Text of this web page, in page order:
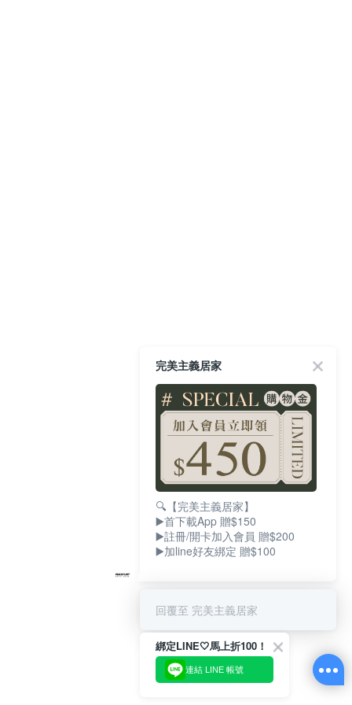
完美主義居家
🔍【完美主義居家】
▶️首下載App 贈$150
▶️註冊/開卡加入會員 贈$200
▶️加line好友綁定 贈$100
回覆至 完美主義居家
綁定LINE🤍馬上折100！
連結 LINE 帳號